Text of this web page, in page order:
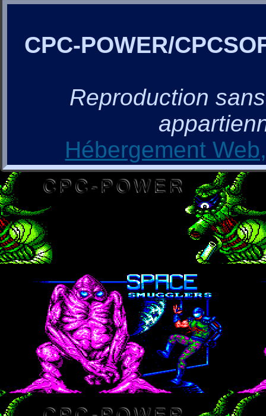
CPC-POWER/
Reproduction
Hébergement